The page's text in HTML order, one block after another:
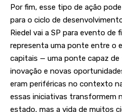
Por fim, esse tipo de ação
para o ciclo de
Riedel vai a SP para evento de
representa uma ponte entre o
capitais — uma ponte capaz
inovação e novas
eram periféricas no contexto
essas iniciativas transformem
estado, mas a vida de muitos